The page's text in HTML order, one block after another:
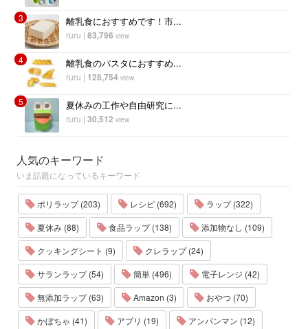
3 離乳食におすすめです！市...
ruru | 83,796 view
4 離乳食のパスタにおすすめ...
ruru | 128,754 view
5 夏休みの工作や自由研究に...
ruru | 30,512 view
人気のキーワード
いま話題になっているキーワード
ポリラップ (203) レシピ (692)
ラップ (322)
夏休み (88)
食品ラップ (138)
添加物なし (109)
クッキングシート (9)
クレラップ (24)
サランラップ (54)
簡単 (496)
電子レンジ (42)
無添加ラップ (63)
Amazon (3)
おやつ (70)
かぼちゃ (41)
アプリ (19) アンパンマン (12)